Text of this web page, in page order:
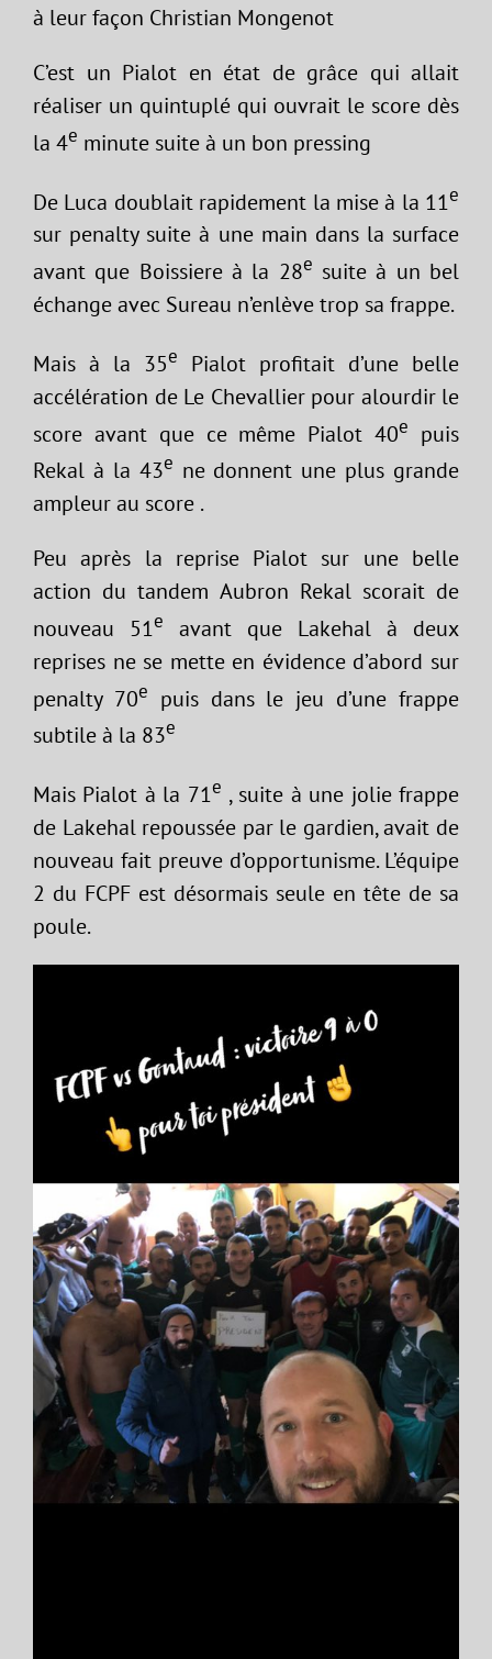
à leur façon Christian Mongenot
C’est un Pialot en état de grâce qui allait
réaliser un quintuplé qui ouvrait le score dès
la 4e minute suite à un bon pressing
De Luca doublait rapidement la mise à la 11e
sur penalty suite à une main dans la surface
avant que Boissiere à la 28e suite à un bel
échange avec Sureau n’enlève trop sa frappe.
Mais à la 35e
Pialot profitait d’une belle
accélération de Le Chevallier pour alourdir le
score avant que ce même Pialot 40e puis
Rekal à la 43e ne donnent une plus grande
ampleur au score .
Peu après la reprise Pialot sur une belle
action du tandem Aubron Rekal scorait de
nouveau 51e
avant que Lakehal à deux
reprises ne se mette en évidence d’abord sur
penalty 70e puis dans le jeu d’une frappe
subtile à la 83e
Mais Pialot à la 71e , suite à une jolie frappe
de Lakehal repoussée par le gardien, avait de
nouveau fait preuve d’opportunisme. L’équipe
2 du FCPF est désormais seule en tête de sa
poule.